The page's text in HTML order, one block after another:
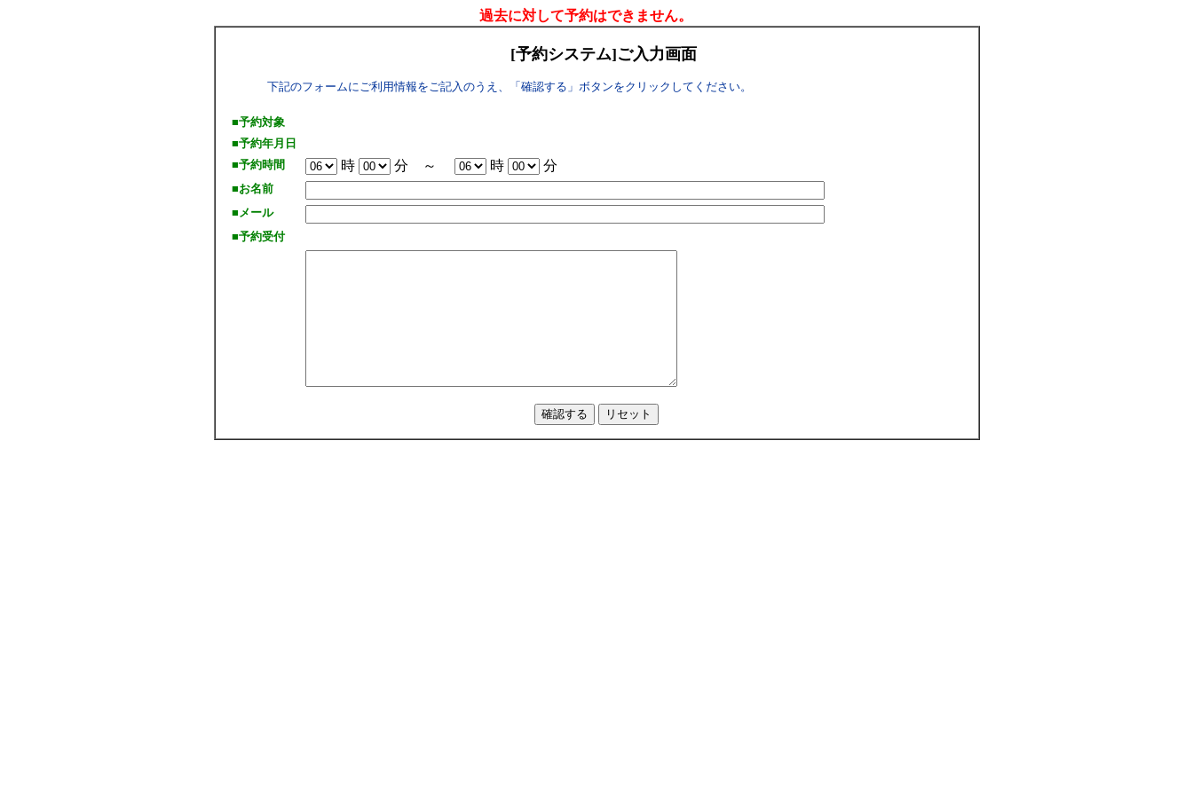
過去に対して予約はできません。
[予約システム]ご入力画面
下記のフォームにご利用情報をご記入のうえ、「確認する」ボタンをクリックしてください。
■予約対象
■予約年月日
■予約時間
時 分 ～ 時 分
■お名前
■メール
■予約受付